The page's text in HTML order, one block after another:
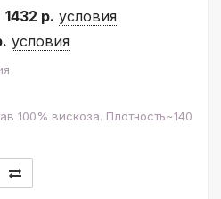
1432 р. условия
условия
100% вискоза. Плотность~140